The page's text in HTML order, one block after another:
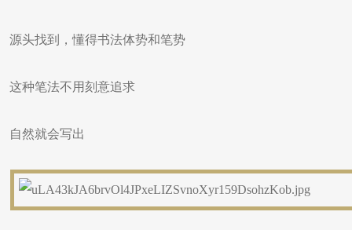
源头找到，懂得书法体势和笔势
这种笔法不用刻意追求
自然就会写出